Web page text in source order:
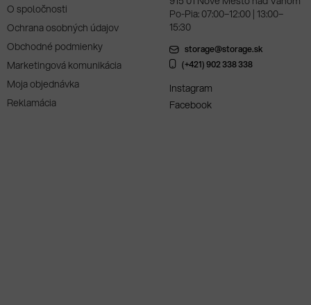
O spoločnosti
Ochrana osobných údajov
Obchodné podmienky
Marketingová komunikácia
Moja objednávka
Reklamácia
Po-Pia: 07:00–12:00 | 13:00–
15:30
storage@storage.sk
(+421) 902 338 338
Instagram
Facebook